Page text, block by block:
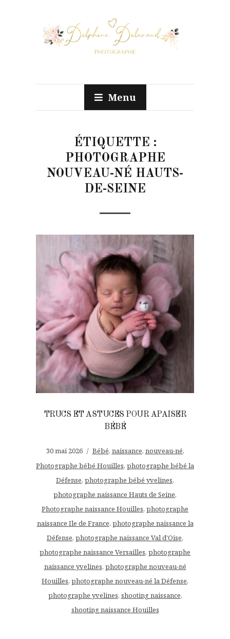
Menu
ÉTIQUETTE :
PHOTOGRAPHE
NOUVEAU-NÉ HAUTS-
DE-SEINE
TRUCS ET ASTUCES POUR APAISER
BÉBÉ
30 mai 2026 Bébé, naissance, nouveau-né,
Photographe bébé Houilles, photographe bébé la
Défense, photographe bébé yvelines,
photographe naissance Hauts de Seine,
Photographe naissance Houilles, photographe
naissance Ile de France, photographe naissance la
Défense, photographe naissance Val d'Oise,
photographe naissance Versailles, photographe
naissance yvelines, photographe nouveau-né
Houilles, photographe nouveau-né la Défense,
photographe yvelines, shooting naissance,
shooting naissance Houilles